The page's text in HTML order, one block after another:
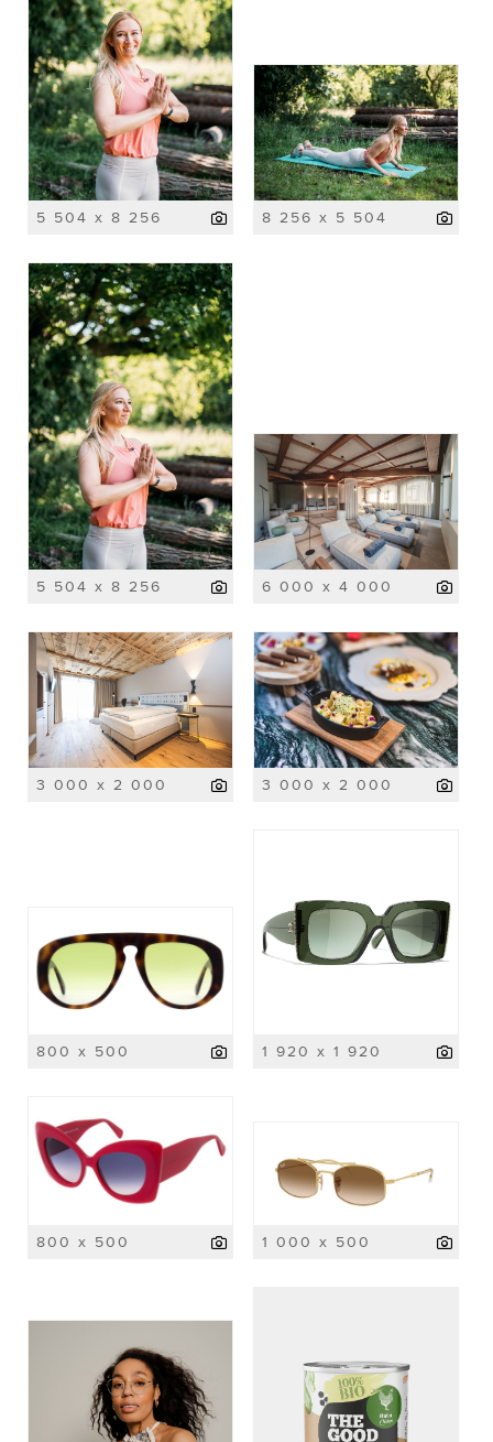
5 504 x 8 256 8 256 x 5 504
5 504 x 8 256 6 000 x 4 000
3 000 x 2 000 3 000 x 2 000
800 x 500 1 920 x 1 920
800 x 500 1 000 x 500